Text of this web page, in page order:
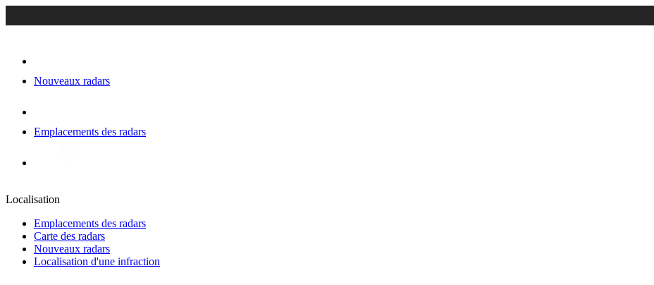
Nouveaux radars
Emplacements des radars
Localisation
Emplacements des radars
Carte des radars
Nouveaux radars
Localisation d'une infraction